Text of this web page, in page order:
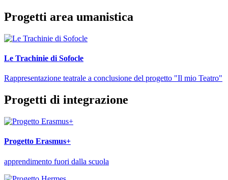
Progetti area umanistica
Le Trachinie di Sofocle
Rappresentazione teatrale a conclusione del progetto "Il mio Teatro"
Progetti di integrazione
Progetto Erasmus+
apprendimento fuori dalla scuola